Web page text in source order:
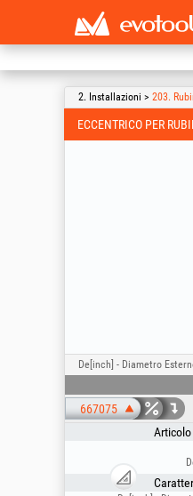
2. Installazioni > 203.
ECCENTRICO PER
De[inch] - Diametro
667075
Articolo